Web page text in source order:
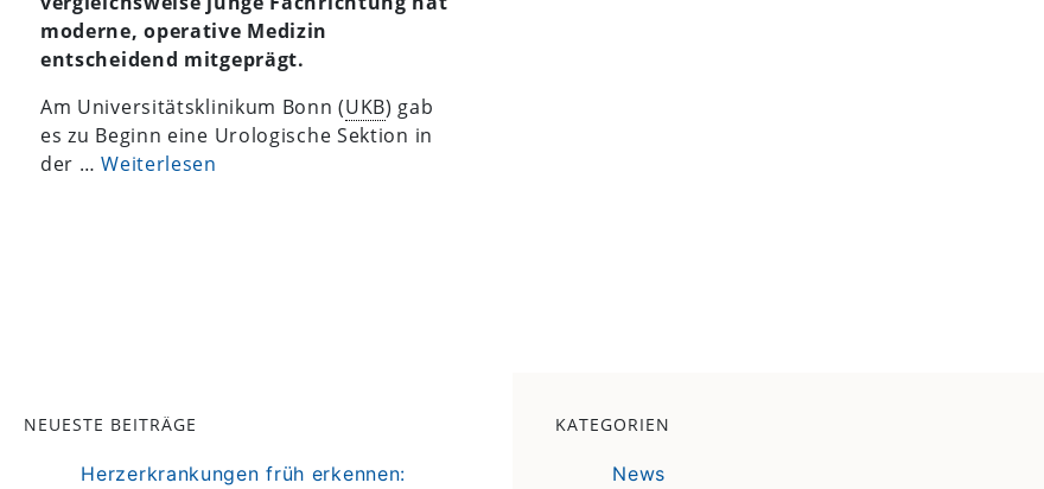
moderne, operative Medizin
entscheidend mitgeprägt.
Am Universitätsklinikum Bonn (UKB) gab
es zu Beginn eine Urologische Sektion in
der …Weiterlesen
NEUESTE BEITRÄGE
Herzerkrankungen früh erkennen:
KATEGORIEN
News